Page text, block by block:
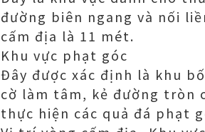
đường biên ngang và nối
cấm địa là 11 mét.
Khu vực phạt góc
Đây được xác định là khu
cờ làm tâm, kẻ đường tròn
thực hiện các quả đá phạt